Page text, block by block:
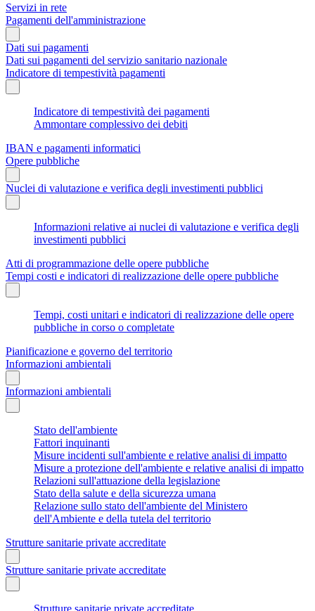
Servizi in rete
Pagamenti dell'amministrazione
Dati sui pagamenti
Dati sui pagamenti del servizio sanitario nazionale
Indicatore di tempestività pagamenti
Indicatore di tempestività dei pagamenti
Ammontare complessivo dei debiti
IBAN e pagamenti informatici
Opere pubbliche
Nuclei di valutazione e verifica degli investimenti pubblici
Informazioni relative ai nuclei di valutazione e verifica degli
investimenti pubblici
Atti di programmazione delle opere pubbliche
Tempi costi e indicatori di realizzazione delle opere pubbliche
Tempi, costi unitari e indicatori di realizzazione delle opere
pubbliche in corso o completate
Pianificazione e governo del territorio
Informazioni ambientali
Informazioni ambientali
Stato dell'ambiente
Fattori inquinanti
Misure incidenti sull'ambiente e relative analisi di impatto
Misure a protezione dell'ambiente e relative analisi di impatto
Relazioni sull'attuazione della legislazione
Stato della salute e della sicurezza umana
Relazione sullo stato dell'ambiente del Ministero
dell'Ambiente e della tutela del territorio
Strutture sanitarie private accreditate
Strutture sanitarie private accreditate
Strutture sanitarie private accreditate